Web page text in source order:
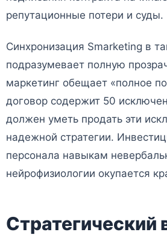
репутационные потери и суды.
Синхронизация Smarketing в
подразумевает полную
маркетинг обещает «полное
договор содержит 50
должен уметь продать эти
надежной стратегии.
персонала навыкам
нейрофизиологии окупается
Стратегический